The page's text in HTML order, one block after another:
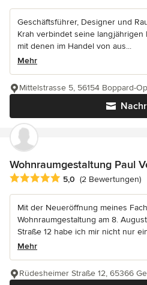
Geschäftsführer, Designer und
Krah verbindet seine
mit denen im Handel von aus...
Mehr
Mittelstrasse 5, 56154 Boppard-
Wohnraumgestaltung Paul
Durchschnittliche Bewertung: 5
5,0 (2 Bewertungen)
Mit der Neueröffnung meines
Wohnraumgestaltung am 8.
Straße 12 habe ich mir nicht nur
Mehr
Rüdesheimer Straße 12, 65366